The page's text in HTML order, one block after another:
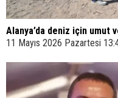
Alanya’da deniz için umut
11 Mayıs 2026 Pazartesi